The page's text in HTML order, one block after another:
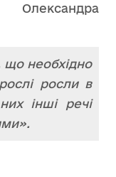
необхідно
росли в
інші речі